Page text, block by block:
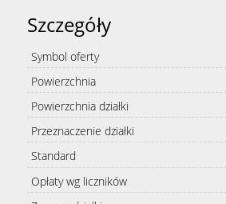
Szczegóły
Symbol oferty
Powierzchnia
Powierzchnia działki
Przeznaczenie działki
Standard
Opłaty wg liczników